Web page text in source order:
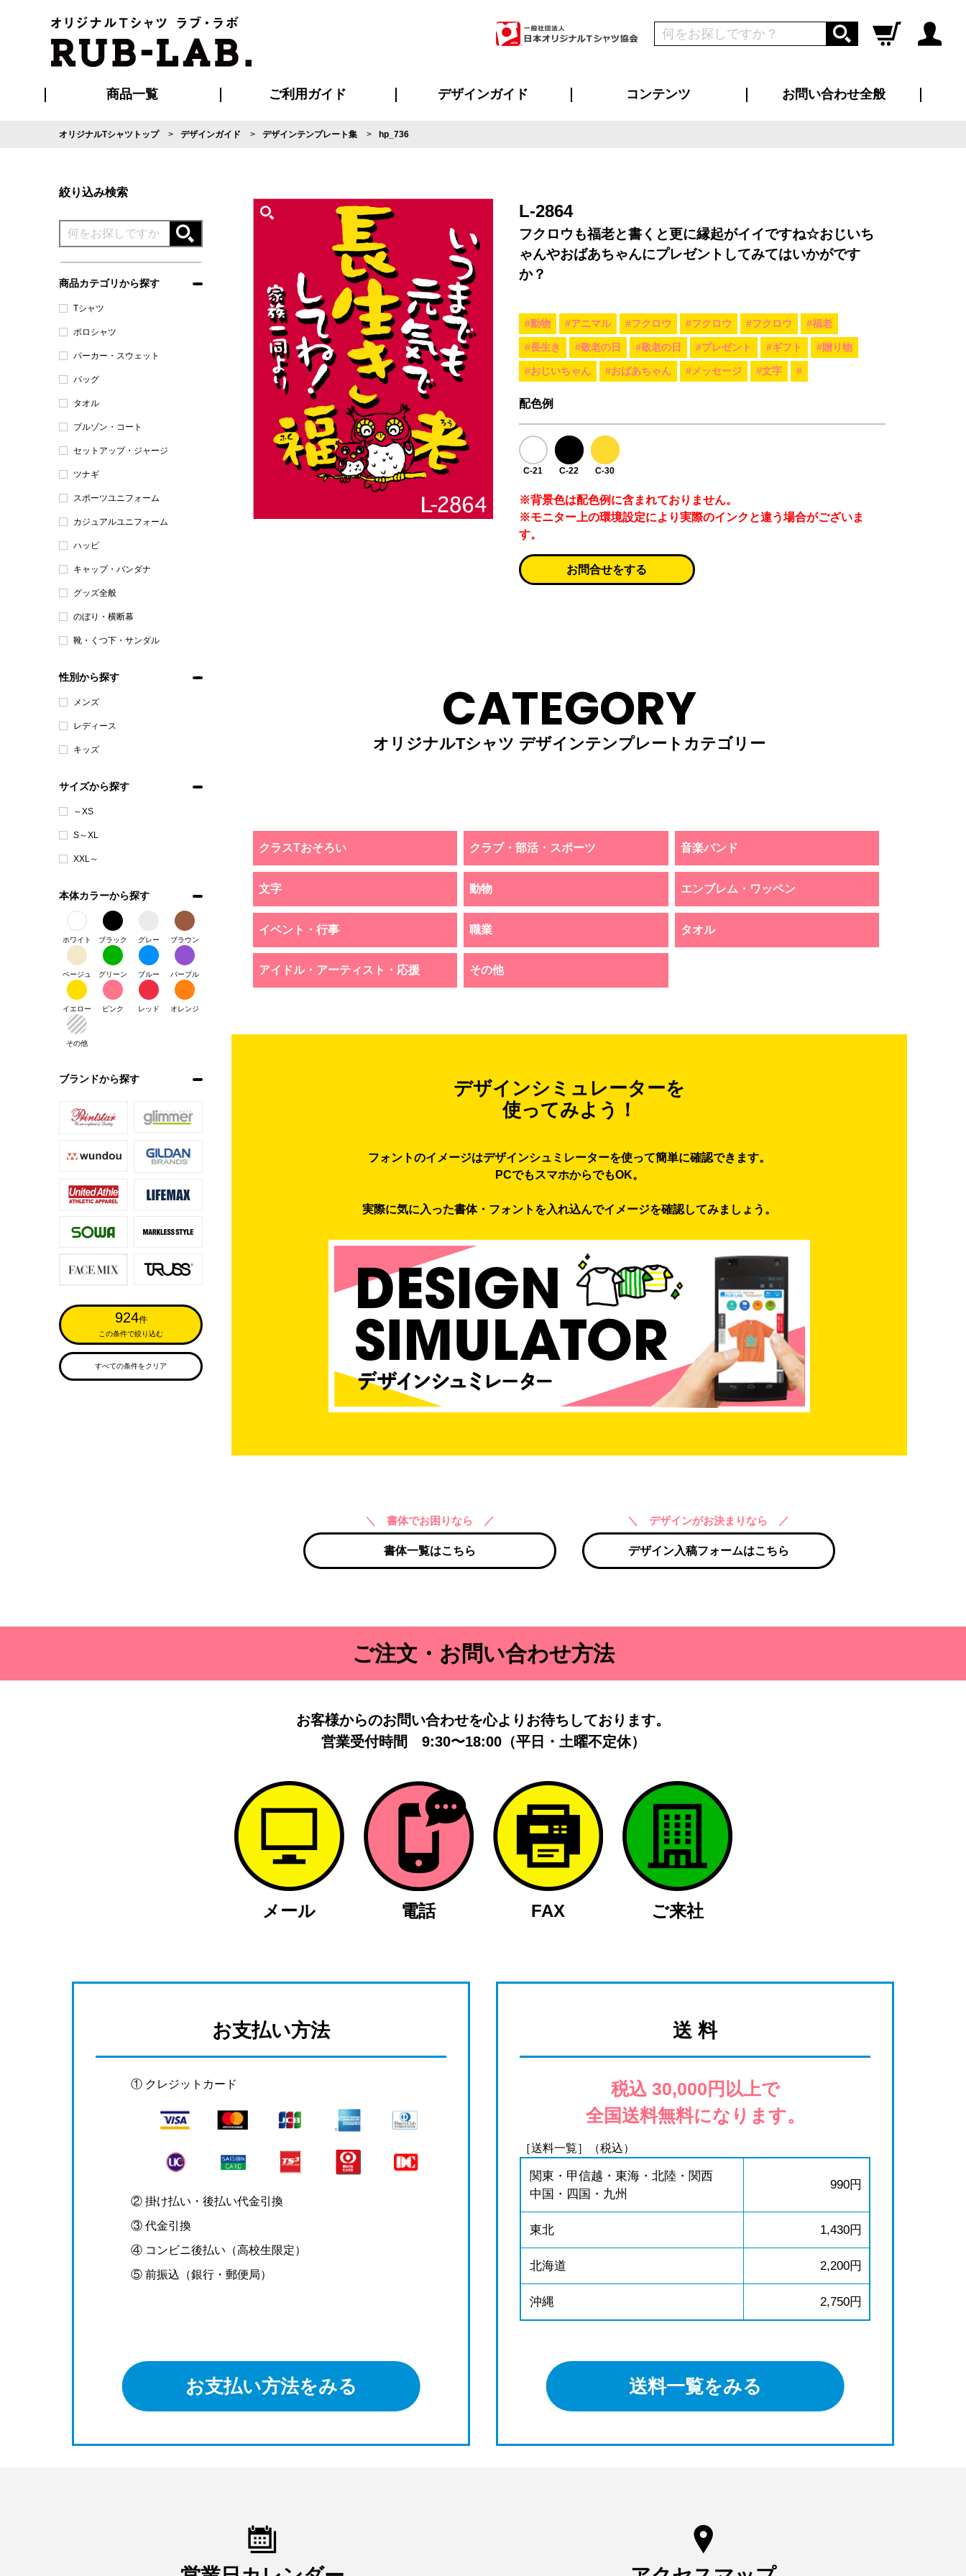
ログイン
商品一覧 ご利用ガイド
ご利用ガイド
はじめての方へ
再注文の方へ
お支払い方法について
割引まとめページ
発送・特急サービスについて
版の保管期限について
マイページ会員のメリット
よくあるご質問
デザインガイド コンテンツ お問い合わせ全般
オリジナルTシャツトップ デザインガイド デザインテンプレート集 hp_736
絞り込み検索
商品カテゴリから探す
Tシャツ
ポロシャツ
パーカー・スウェット
バッグ
タオル
ブルゾン・コート
セットアップ・ジャージ
ツナギ
スポーツユニフォーム
カジュアルユニフォーム
ハッピ
キャップ・バンダナ
グッズ全般
のぼり・横断幕
靴・くつ下・サンダル
性別から探す
メンズ
レディース
キッズ
サイズから探す
～XS
S～XL
XXL～
本体カラーから探す
ホワイト ブラック グレー ブラウン
ベージュ グリーン ブルー パープル
イエロー ピンク レッド オレンジ
その他
ブランドから探す
924件
この条件で絞り込む
すべての条件をクリア
L-2864
フクロウも福老と書くと更に縁起がイイですね☆おじいち
ゃんやおばあちゃんにプレゼントしてみてはいかがです
か？
#動物 #アニマル #フクロウ #フクロウ #フクロウ #福老
#長生き #敬老の日 #敬老の日 #プレゼント #ギフト #贈り物
#おじいちゃん #おばあちゃん #メッセージ #文字 #
配色例
C-21 C-22 C-30
※背景色は配色例に含まれておりません。
※モニター上の環境設定により実際のインクと違う場合がございま
す。
お問合せをする
CATEGORY
オリジナルTシャツ デザインテンプレートカテゴリー
クラスTおそろい クラブ・部活・スポーツ 音楽バンド
文字 動物 エンブレム・ワッペン
イベント・行事 職業 タオル
アイドル・アーティスト・応援 その他
デザインシミュレーターを
使ってみよう！
フォントのイメージはデザインシュミレーターを使って簡単に確認できます。
PCでもスマホからでもOK。
実際に気に入った書体・フォントを入れ込んでイメージを確認してみましょう。
＼ 書体でお困りなら ／
書体一覧はこちら
＼ デザインがお決まりなら ／
デザイン入稿フォームはこちら
ご注文・お問い合わせ方法
お客様からのお問い合わせを心よりお待ちしております。
営業受付時間 9:30〜18:00（平日・土曜不定休）
メール 電話 FAX ご来社
お支払い方法
① クレジットカード
② 掛け払い・後払い代金引換
③ 代金引換
④ コンビニ後払い（高校生限定）
⑤ 前振込（銀行・郵便局）
お支払い方法をみる
送 料
税込 30,000円以上で
全国送料無料になります。
［送料一覧］（税込）
関東・甲信越・東海・北陸・関西
中国・四国・九州
990円
東北 1,430円
北海道 2,200円
沖縄 2,750円
送料一覧をみる